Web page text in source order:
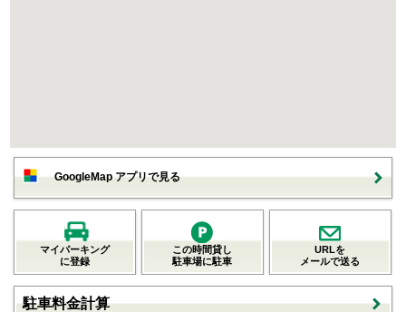
GoogleMap アプリで見る
マイパーキング
に登録
この時間貸し
駐車場に駐車
URLを
メールで送る
駐車料金計算